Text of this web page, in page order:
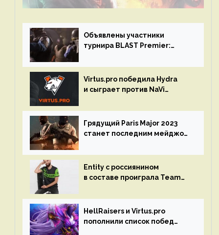
Объявлены участники
турнира BLAST Premier:
Virtus.pro победила Hydra
и сыграет против NaVi
Грядущий Paris Major 2023
станет последним мейджор-
Entity с россиянином
в составе проиграла Team
HellRaisers и Virtus.pro
пополнили список побед